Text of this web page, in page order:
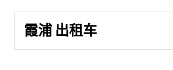
霞浦 出租车